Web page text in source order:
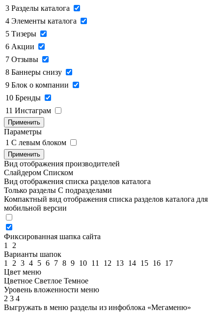
3 Разделы каталога
4 Элементы каталога
5 Тизеры
6 Акции
7 Отзывы
8 Баннеры снизу
9 Блок о компании
10 Бренды
11 Инстаграм
Применить
Параметры
1 C левым блоком
Применить
Вид отображения производителей
Слайдером Списком
Вид отображения списка разделов каталога
Только разделы С подразделами
Компактный вид отображения списка разделов каталога для
мобильной версии
Фиксированная шапка сайта
1
2
Варианты шапок
1
2 3 4 5 6 7 8 9 10 11 12 13 14 15 16 17
Цвет меню
Цветное Светлое Темное
Уровень вложенности меню
2 3 4
Выгружать в меню разделы из инфоблока «Мегаменю»